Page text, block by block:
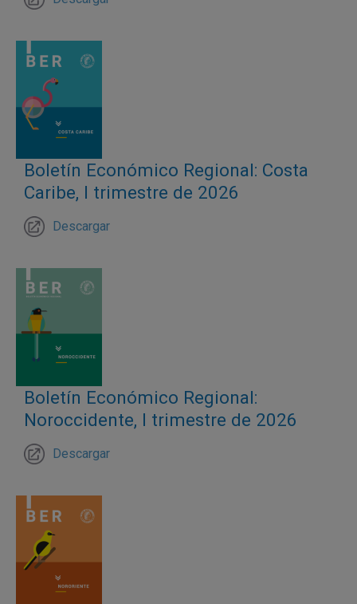
Boletín Económico Regional: Costa
Caribe, I trimestre de 2026
Descargar
Boletín Económico Regional:
Noroccidente, I trimestre de 2026
Descargar